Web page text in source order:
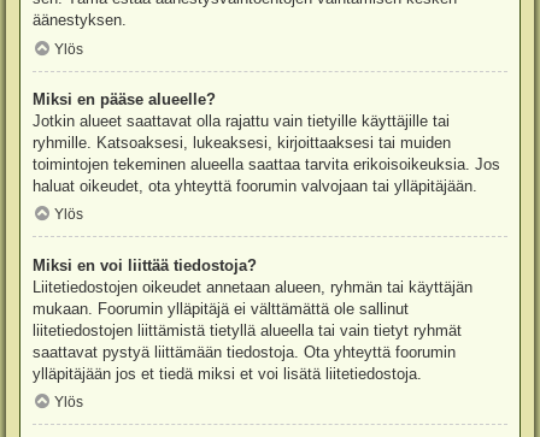
äänestyksen.
Ylös
Miksi en pääse alueelle?
Jotkin alueet saattavat olla rajattu vain tietyille käyttäjille tai
ryhmille. Katsoaksesi, lukeaksesi, kirjoittaaksesi tai muiden
toimintojen tekeminen alueella saattaa tarvita erikoisoikeuksia. Jos
haluat oikeudet, ota yhteyttä foorumin valvojaan tai ylläpitäjään.
Ylös
Miksi en voi liittää tiedostoja?
Liitetiedostojen oikeudet annetaan alueen, ryhmän tai käyttäjän
mukaan. Foorumin ylläpitäjä ei välttämättä ole sallinut
liitetiedostojen liittämistä tietyllä alueella tai vain tietyt ryhmät
saattavat pystyä liittämään tiedostoja. Ota yhteyttä foorumin
ylläpitäjään jos et tiedä miksi et voi lisätä liitetiedostoja.
Ylös